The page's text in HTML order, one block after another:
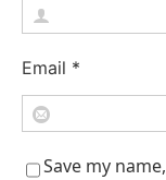
Email *
Save my